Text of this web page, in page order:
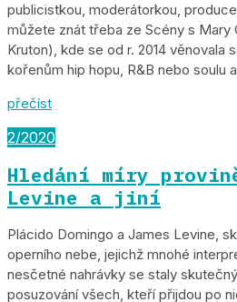
publicistkou, moderátorkou,
můžete znát třeba ze Scény s Mary
Kruton), kde se od r. 2014 věnovala
kořenům hip hopu, R&B nebo soulu
přečíst
2/2020
Hledání míry
Levine a jiní
Plácido Domingo a James Levine,
operního nebe, jejichž mnohé
nesčetné nahrávky se staly
posuzování všech, kteří přijdou po